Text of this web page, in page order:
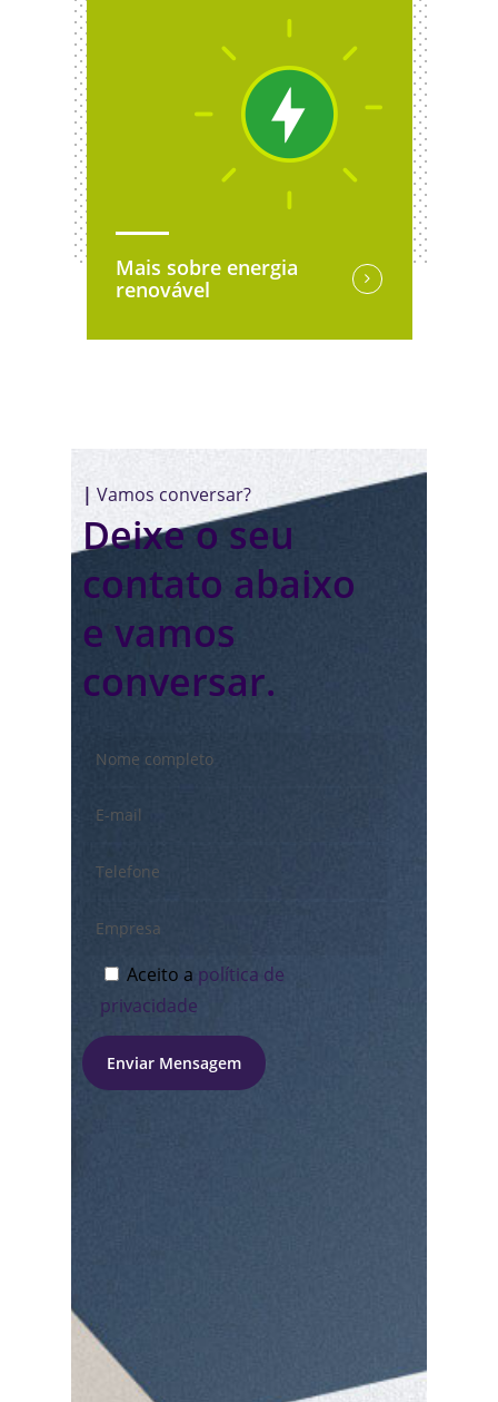
Mais sobre energia
renovável
| Vamos conversar?
Deixe o seu
contato abaixo
e vamos
conversar.
Aceito a política de
privacidade